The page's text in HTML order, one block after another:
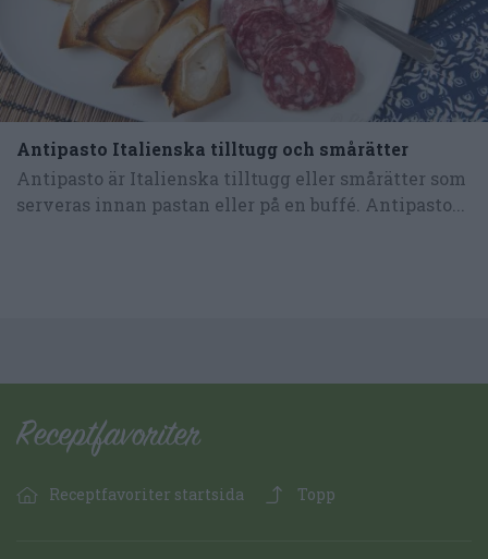
Antipasto Italienska tilltugg och smårätter
Antipasto är Italienska tilltugg eller smårätter som
serveras innan pastan eller på en buffé. Antipasto...
Receptfavoriter startsida Topp